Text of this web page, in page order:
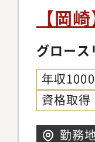
【岡
グロース
年収
資格取得
勤務